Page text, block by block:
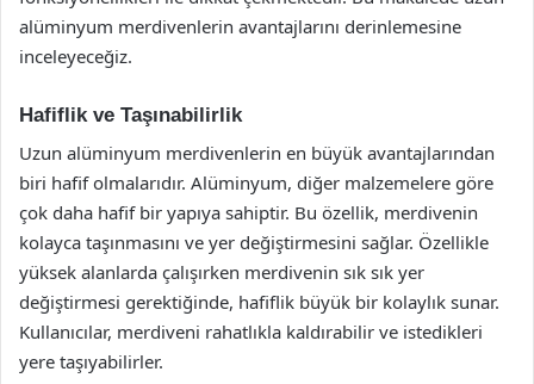
alüminyum merdivenlerin avantajlarını derinlemesine
inceleyeceğiz.
Hafiflik ve Taşınabilirlik
Uzun alüminyum merdivenlerin en büyük avantajlarından
biri hafif olmalarıdır. Alüminyum, diğer malzemelere göre
çok daha hafif bir yapıya sahiptir. Bu özellik, merdivenin
kolayca taşınmasını ve yer değiştirmesini sağlar. Özellikle
yüksek alanlarda çalışırken merdivenin sık sık yer
değiştirmesi gerektiğinde, hafiflik büyük bir kolaylık sunar.
Kullanıcılar, merdiveni rahatlıkla kaldırabilir ve istedikleri
yere taşıyabilirler.